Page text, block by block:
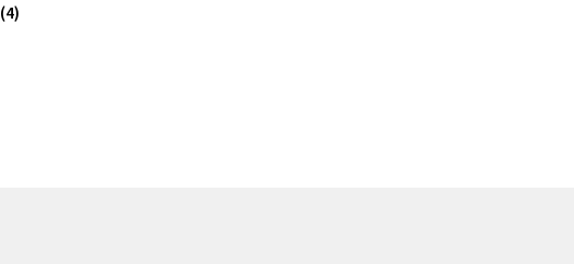
(4)